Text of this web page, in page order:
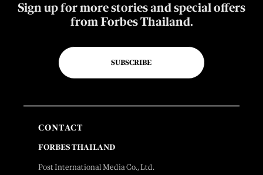
Sign up for more stories and special offers
from Forbes Thailand.
SUBSCRIBE
CONTACT
FORBES THAILAND
Post International Media Co., Ltd.